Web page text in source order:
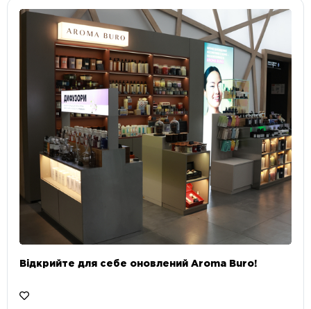
Відкрийте для себе оновлений Aroma Buro! ⠀